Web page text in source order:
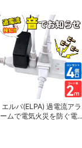
エルパ(ELPA) 過電流アラ
ームで電気火災を防ぐ電